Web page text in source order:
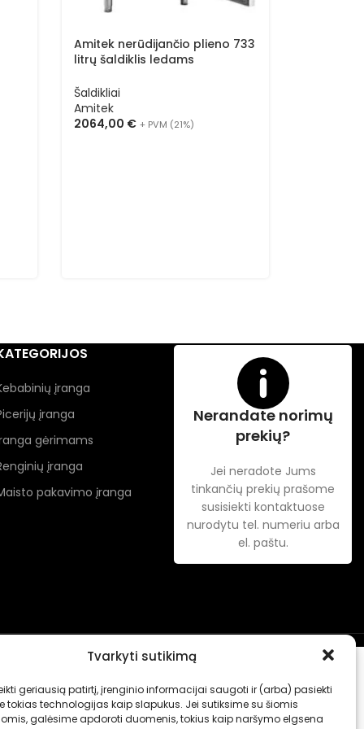
Tvarkyti sutikimą
geriausią patirtį, įrenginio informacijai saugoti ir (arba) pasiekti
tokias technologijas kaip slapukus. Jei sutiksime su šiomis
galėsime apdoroti duomenis, tokius kaip naršymo elgsena
Amitek nerūdijančio plieno 733
litrų šaldiklis ledams
Šaldikliai
Amitek
2064,00 € + PVM (21%)
įranga
įranga
gėrimams
įranga
pakavimo įranga
Nerandate norimų
prekių?
Jei neradote Jums
tinkančių prekių prašome
susisiekti kontaktuose
nurodytu tel. numeriu arba
el. paštu.